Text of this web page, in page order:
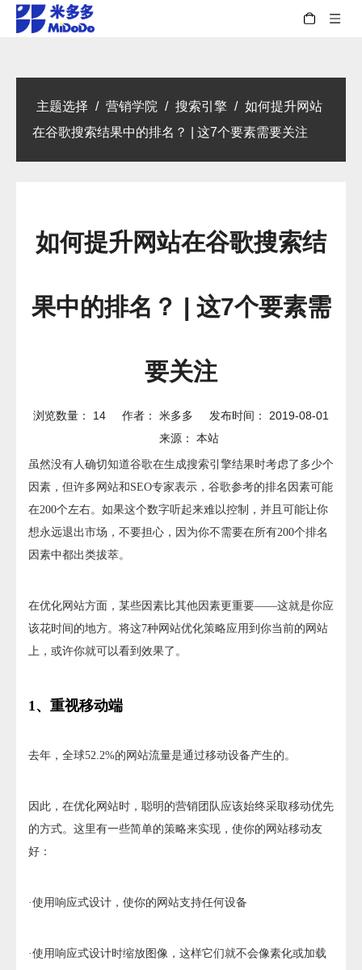
主题选择 / 营销学院 / 搜索引擎 / 如何提升网站
在谷歌搜索结果中的排名？ | 这7个要素需要关注
如何提升网站在谷歌搜索结
果中的排名？ | 这7个要素需
要关注
浏览数量： 14 作者： 米多多 发布时间： 2019-08-01
来源： 本站
虽然没有人确切知道谷歌在生成搜索引擎结果时考虑了多少个
因素，但许多网站和SEO专家表示，谷歌参考的排名因素可能
在200个左右。如果这个数字听起来难以控制，并且可能让你
想永远退出市场，不要担心，因为你不需要在所有200个排名
因素中都出类拔萃。
在优化网站方面，某些因素比其他因素更重要——这就是你应
该花时间的地方。将这7种网站优化策略应用到你当前的网站
上，或许你就可以看到效果了。
1、重视移动端
去年，全球52.2%的网站流量是通过移动设备产生的。
因此，在优化网站时，聪明的营销团队应该始终采取移动优先
的方式。这里有一些简单的策略来实现，使你的网站移动友
好：
·使用响应式设计，使你的网站支持任何设备
·使用响应式设计时缩放图像，这样它们就不会像素化或加载